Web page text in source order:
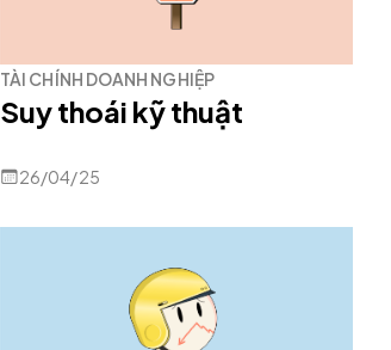
TÀI CHÍNH DOANH NGHIỆP
Suy thoái kỹ thuật
26/04/25